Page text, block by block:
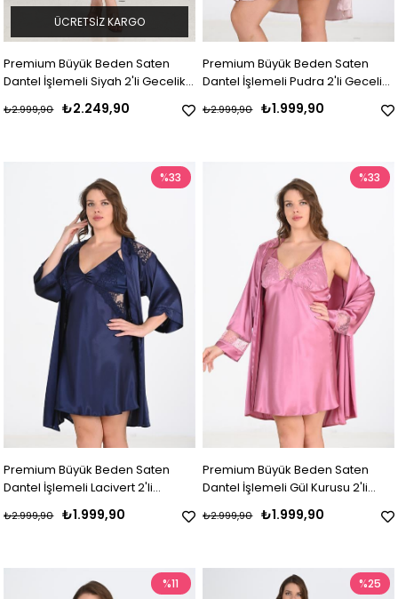
Premium Büyük Beden Saten
Dantel İşlemeli Siyah 2'li Gecelik
₺2.249,90
₺2.999,90
ÜCRETSIZ KARGO
Premium Büyük Beden Saten
Dantel İşlemeli Pudra 2'li Gecelik
₺1.999,90
₺2.999,90
Premium Büyük Beden Saten
Dantel İşlemeli Lacivert 2'li
Gecelik Sabahlık Takımı Bigsize
₺1.999,90
₺2.999,90
%33
Premium Büyük Beden Saten
Dantel İşlemeli Gül Kurusu 2'li
Gecelik Sabahlık Takımı Bigsize
₺1.999,90
₺2.999,90
%33
%11 %25